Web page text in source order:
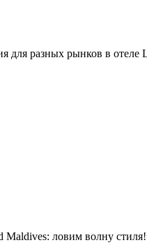
разных рынков в отеле
ловим волну